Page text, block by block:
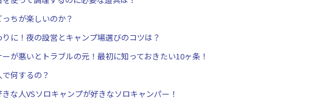
ちが楽しいのか？
に！夜の設営とキャンプ場選びのコツは？
が悪いとトラブルの元！最初に知っておきたい10ヶ条！
何するの？
な人VSソロキャンプが好きなソロキャンパー！